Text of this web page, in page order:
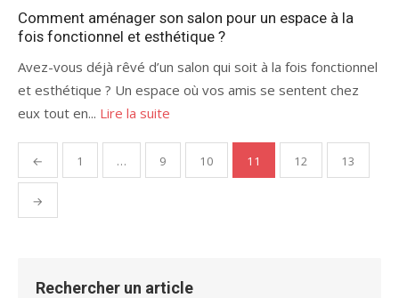
le
Comment aménager son salon pour un espace à la
fois fonctionnel et esthétique ?
Avez-vous déjà rêvé d’un salon qui soit à la fois fonctionnel
et esthétique ? Un espace où vos amis se sentent chez
eux tout en... Lire la suite
Pagination
des
publications
← 1 … 9 10 11 12 13
→
Rechercher un article